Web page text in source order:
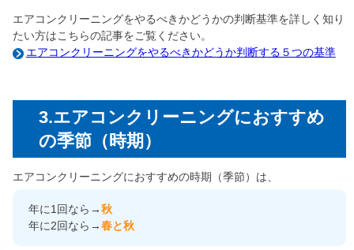
エアコンクリーニングをやるべきかどうかの判断基準を詳しく知り
たい方はこちらの記事をご覧ください。
エアコンクリーニングをやるべきかどうか判断する５つの基準
3.エアコンクリーニングにおすすめ
の季節（時期）
エアコンクリーニングにおすすめの時期（季節）は、
年に1回なら→秋
年に2回なら→春と秋